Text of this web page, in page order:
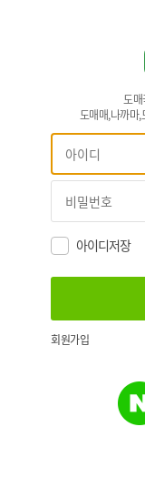
도
도매매,나까마
아이디저장
회원가입